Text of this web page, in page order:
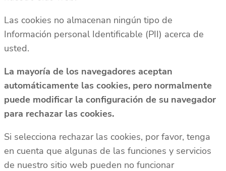
Las cookies no almacenan ningún tipo de
Información personal Identificable (PII) acerca de
usted.
La mayoría de los navegadores aceptan
automáticamente las cookies, pero normalmente
puede modificar la configuración de su navegador
para rechazar las cookies.
Si selecciona rechazar las cookies, por favor, tenga
en cuenta que algunas de las funciones y servicios
de nuestro sitio web pueden no funcionar